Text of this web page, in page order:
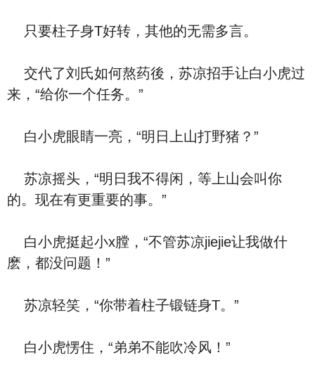
只要柱子身T好转，其他的无需多言。
交代了刘氏如何熬药後，苏凉招手让白小虎过
来，“给你一个任务。”
白小虎眼睛一亮，“明日上山打野猪？”
苏凉摇头，“明日我不得闲，等上山会叫你
的。现在有更重要的事。”
白小虎挺起小x膛，“不管苏凉jiejie让我做什
麽，都没问题！”
苏凉轻笑，“你带着柱子锻链身T。”
白小虎愣住，“弟弟不能吹冷风！”